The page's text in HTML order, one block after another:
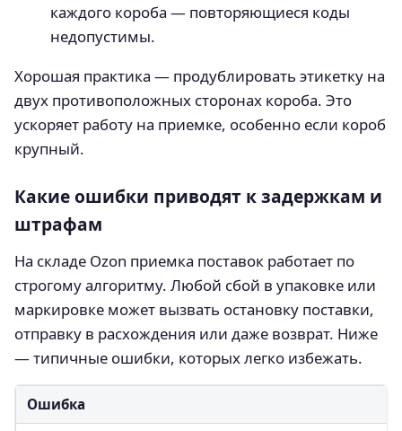
каждого короба — повторяющиеся коды
недопустимы.
Хорошая практика — продублировать этикетку на
двух противоположных сторонах короба. Это
ускоряет работу на приемке, особенно если короб
крупный.
Какие ошибки приводят к задержкам и
штрафам
На складе Ozon приемка поставок работает по
строгому алгоритму. Любой сбой в упаковке или
маркировке может вызвать остановку поставки,
отправку в расхождения или даже возврат. Ниже
— типичные ошибки, которых легко избежать.
Ошибка